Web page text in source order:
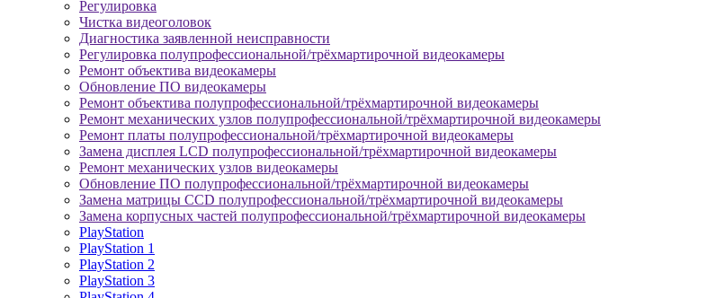
Регулировка
Чистка видеоголовок
Диагностика заявленной неисправности
Регулировка полупрофессиональной/трёхмартирочной видеокамеры
Ремонт объектива видеокамеры
Обновление ПО видеокамеры
Ремонт объектива полупрофессиональной/трёхмартирочной видеокамеры
Ремонт механических узлов полупрофессиональной/трёхмартирочной видеокамеры
Ремонт платы полупрофессиональной/трёхмартирочной видеокамеры
Замена дисплея LCD полупрофессиональной/трёхмартирочной видеокамеры
Ремонт механических узлов видеокамеры
Обновление ПО полупрофессиональной/трёхмартирочной видеокамеры
Замена матрицы CCD полупрофессиональной/трёхмартирочной видеокамеры
Замена корпусных частей полупрофессиональной/трёхмартирочной видеокамеры
PlayStation
PlayStation 1
PlayStation 2
PlayStation 3